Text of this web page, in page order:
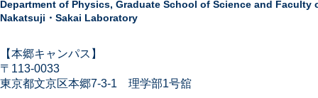
Department of Physics, Graduate School of Science and Faculty
Nakatsuji・Sakai Laboratory
​【本郷キャンパス】
〒113-0033
東京都文京区本郷7-3-1
理学部1号舘